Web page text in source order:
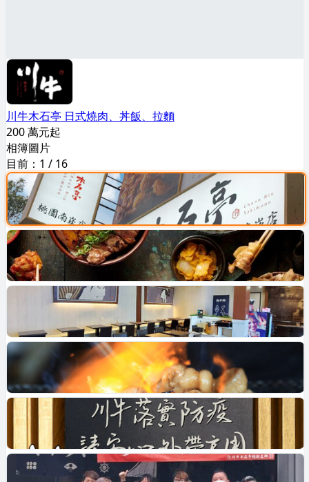
川牛木石亭 日式燒肉、丼飯、拉麵
200 萬元起
相簿圖片
目前： 1 / 16